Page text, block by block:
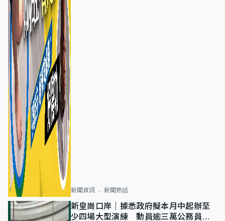
新聞資訊 新聞熱話
新皇崗口岸｜據悉政府擬本月中起辦至
少四場大型演練 動員逾三萬公務員人